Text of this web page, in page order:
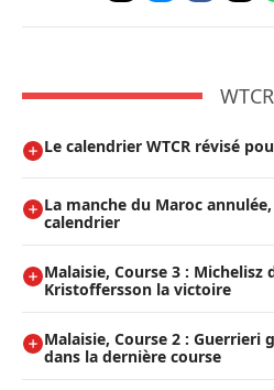
WTCR
Le calendrier WTCR révisé
La manche du Maroc
calendrier
Malaisie, Course 3 : Michelisz
Kristoffersson la victoire
Malaisie, Course 2 : Guerrieri
dans la dernière course